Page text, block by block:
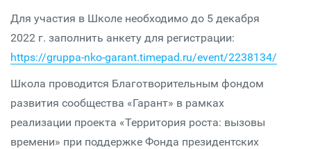
Для участия в Школе необходимо до 5 декабря
2022 г. заполнить анкету для регистрации:
https://gruppa-nko-garant.timepad.ru/event/2238134/
Школа проводится Благотворительным фондом
развития сообщества «Гарант» в рамках
реализации проекта «Территория роста: вызовы
времени» при поддержке Фонда президентских